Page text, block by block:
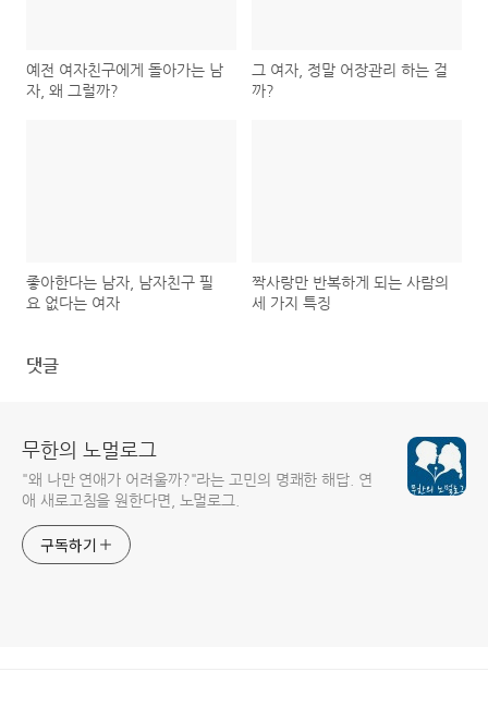
예전 여자친구에게 돌아가는 남
자, 왜 그럴까?
그 여자, 정말 어장관리 하는 걸
까?
좋아한다는 남자, 남자친구 필
요 없다는 여자
짝사랑만 반복하게 되는 사람의
세 가지 특징
댓글
무한의 노멀로그
"왜 나만 연애가 어려울까?"라는 고민의 명쾌한 해답. 연
애 새로고침을 원한다면, 노멀로그.
구독하기